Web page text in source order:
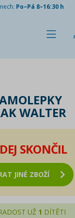
Po–Pá 8–16:30 h
WALTER
SKONČIL
JINÉ ZBOŽÍ
UŽ 1 DÍTĚTI